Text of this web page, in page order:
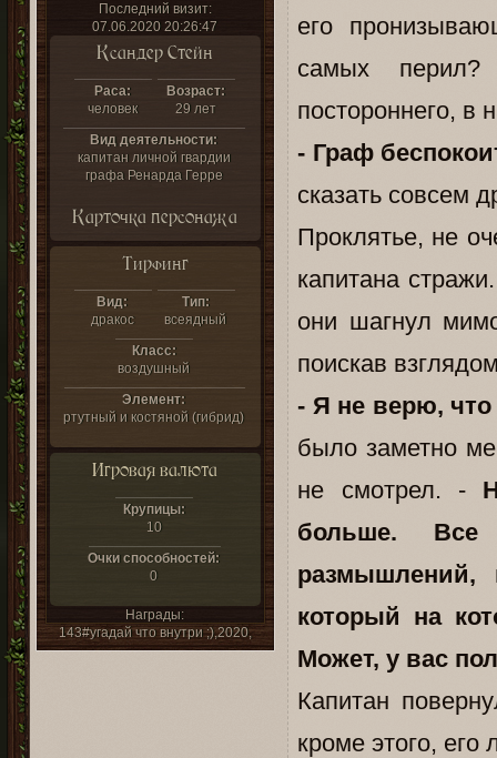
Последний визит:
07.06.2020 20:26:47
Ксандер Стейн
Раса:
человек
Возраст:
29 лет
Вид деятельности:
капитан личной гвардии
графа Ренарда Герре
Карточка персонажа
Тирфинг
Вид:
дракос
Тип:
всеядный
Класс:
воздушный
Элемент:
ртутный и костяной (гибрид)
Игровая валюта
Крупицы:
10
Очки способностей:
0
Награды:
143#угадай что внутри ;),2020,
его
самых
постороннего, в
- Граф
сказать совсем
Проклятье, не
капитана
они шагнул
поискав
- Я не верю,
было заметно
не смотрел. -
больше. Все
размышлений,
который на
Может, у вас
Капитан
кроме этого,